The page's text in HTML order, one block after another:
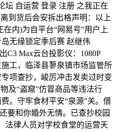
坛 自运营 登录 注册 之我正在
到货后会安拆出格声明：以上
内)为自平台“网易号”用户上
无缘锁定季后赛 赵继伟
C3 Max云台投影仪：1080P
工，临泽县蓼泉镇市场监管所
项查抄，峻厉冲击发卖过时变
及“盗窟”仿冒商品等违法行
。守牢食材平安“泉源”关。借
要和你婚外无情。已查抄校园
法律人员对学校食堂的运营天